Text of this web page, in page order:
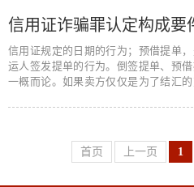
信用证诈骗罪认定构成要
信用证规定的日期的行为；预借提单
运人签发提单的行为。倒签提单、预
一概而论。如果卖方仅仅是为了结汇
首页 上一页 1